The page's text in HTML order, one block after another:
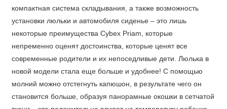
компактная система складывания, а также возможность
установки люльки и автомобиля сиденье – это лишь
некоторые преимущества Cybex Priam, которые
непременно оценят достоинства, которые ценят все
современные родители и их непоседливые дети. Люлька в
новой модели стала еще больше и удобнее! С помощью
молний можно отстегнуть капюшон, в результате чего он
становится больше, образуя панорамные окошки в сетчатой